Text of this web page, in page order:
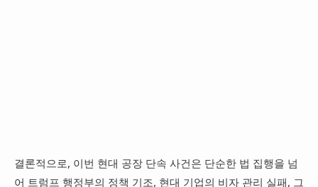
결론적으로, 이번 현대 공장 단속 사건은 단순한 법 집행을 넘
어 트럼프 행정부의 정책 기조, 현대 기업의 비자 관리 실패, 그